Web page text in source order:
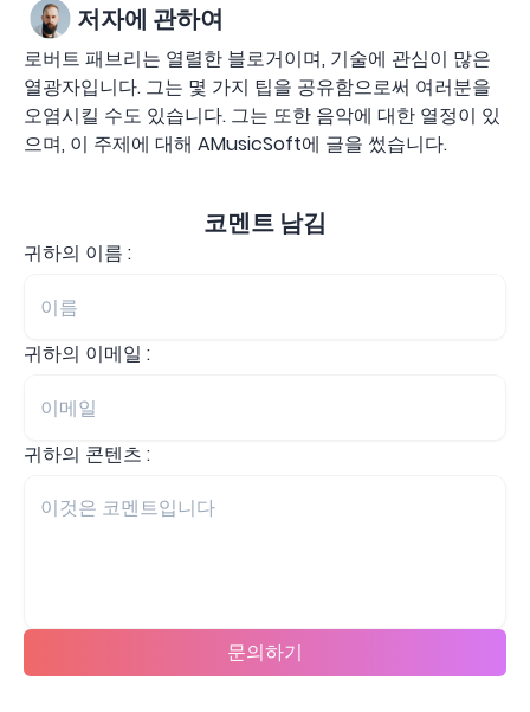
저자에 관하여
로버트 패브리는 열렬한 블로거이며, 기술에 관심이 많은
열광자입니다. 그는 몇 가지 팁을 공유함으로써 여러분을
오염시킬 수도 있습니다. 그는 또한 음악에 대한 열정이 있
으며, 이 주제에 대해 AMusicSoft에 글을 썼습니다.
코멘트 남김
귀하의 이름 :
귀하의 이메일 :
귀하의 콘텐츠 :
문의하기